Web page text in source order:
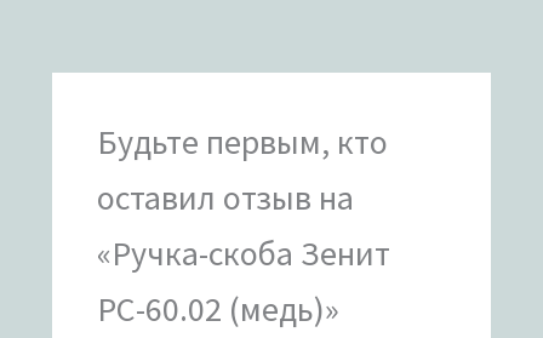
Будьте первым, кто
оставил отзыв на
«Ручка-скоба Зенит
РС-60.02 (медь)»